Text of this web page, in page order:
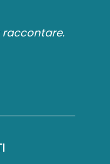
raccontare.